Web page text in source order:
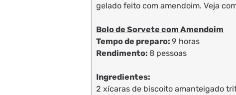
gelado feito com amendoim. Veja
Bolo de Sorvete com Amendoim
Tempo de preparo:9 horas
Rendimento: 8 pessoas
Ingredientes:
2 xícaras de biscoito amanteigado